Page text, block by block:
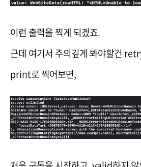
이런 출력을 찍게 되겠죠.
근데 여기서 주의깊게 봐야할건
print로 찍어보면,